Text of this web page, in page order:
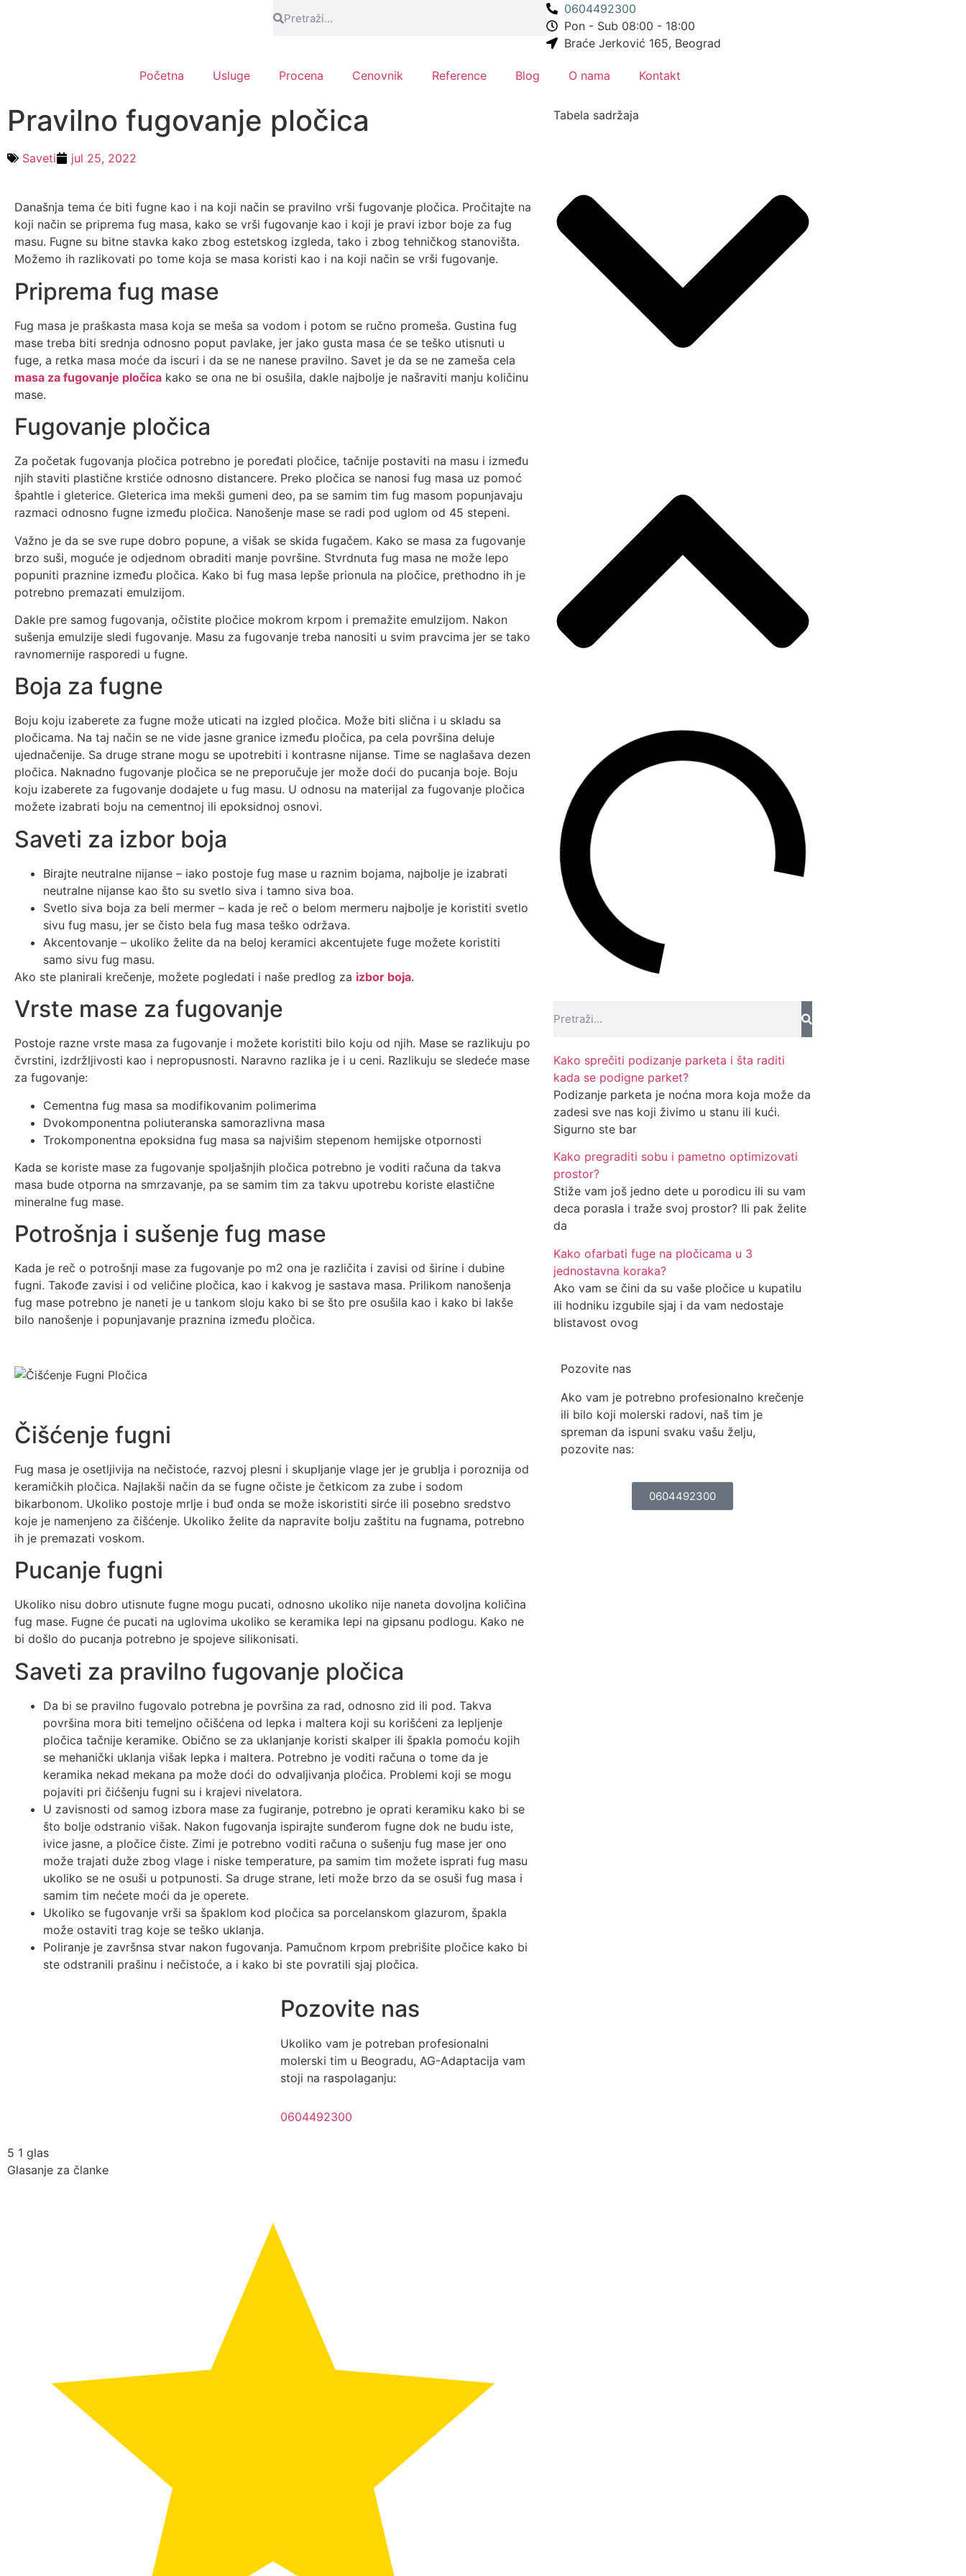
0604492300
Pon - Sub 08:00 - 18:00
Braće Jerković 165, Beograd
Početna Usluge Procena Cenovnik Reference Blog O nama Kontakt
Pravilno fugovanje pločica
Saveti jul 25, 2022
Današnja tema će biti fugne kao i na koji način se pravilno vrši fugovanje pločica. Pročitajte na
koji način se priprema fug masa, kako se vrši fugovanje kao i koji je pravi izbor boje za fug
masu. Fugne su bitne stavka kako zbog estetskog izgleda, tako i zbog tehničkog stanovišta.
Možemo ih razlikovati po tome koja se masa koristi kao i na koji način se vrši fugovanje.
Priprema fug mase
Fug masa je praškasta masa koja se meša sa vodom i potom se ručno promeša. Gustina fug
mase treba biti srednja odnosno poput pavlake, jer jako gusta masa će se teško utisnuti u
fuge, a retka masa moće da iscuri i da se ne nanese pravilno. Savet je da se ne zameša cela
masa za fugovanje pločica kako se ona ne bi osušila, dakle najbolje je našraviti manju količinu
mase.
Fugovanje pločica
Za početak fugovanja pločica potrebno je poređati pločice, tačnije postaviti na masu i između
njih staviti plastične krstiće odnosno distancere. Preko pločica se nanosi fug masa uz pomoć
špahtle i gleterice. Gleterica ima mekši gumeni deo, pa se samim tim fug masom popunjavaju
razmaci odnosno fugne između pločica. Nanošenje mase se radi pod uglom od 45 stepeni.
Važno je da se sve rupe dobro popune, a višak se skida fugačem. Kako se masa za fugovanje
brzo suši, moguće je odjednom obraditi manje površine. Stvrdnuta fug masa ne može lepo
popuniti praznine između pločica. Kako bi fug masa lepše prionula na pločice, prethodno ih je
potrebno premazati emulzijom.
Dakle pre samog fugovanja, očistite pločice mokrom krpom i premažite emulzijom. Nakon
sušenja emulzije sledi fugovanje. Masu za fugovanje treba nanositi u svim pravcima jer se tako
ravnomernije rasporedi u fugne.
Boja za fugne
Boju koju izaberete za fugne može uticati na izgled pločica. Može biti slična i u skladu sa
pločicama. Na taj način se ne vide jasne granice između pločica, pa cela površina deluje
ujednačenije. Sa druge strane mogu se upotrebiti i kontrasne nijanse. Time se naglašava dezen
pločica. Naknadno fugovanje pločica se ne preporučuje jer može doći do pucanja boje. Boju
koju izaberete za fugovanje dodajete u fug masu. U odnosu na materijal za fugovanje pločica
možete izabrati boju na cementnoj ili epoksidnoj osnovi.
Saveti za izbor boja
Birajte neutralne nijanse – iako postoje fug mase u raznim bojama, najbolje je izabrati
neutralne nijanse kao što su svetlo siva i tamno siva boa.
Svetlo siva boja za beli mermer – kada je reč o belom mermeru najbolje je koristiti svetlo
sivu fug masu, jer se čisto bela fug masa teško održava.
Akcentovanje – ukoliko želite da na beloj keramici akcentujete fuge možete koristiti
samo sivu fug masu.
Ako ste planirali krečenje, možete pogledati i naše predlog za izbor boja.
Vrste mase za fugovanje
Postoje razne vrste masa za fugovanje i možete koristiti bilo koju od njih. Mase se razlikuju po
čvrstini, izdržljivosti kao i nepropusnosti. Naravno razlika je i u ceni. Razlikuju se sledeće mase
za fugovanje:
Cementna fug masa sa modifikovanim polimerima
Dvokomponentna poliuteranska samorazlivna masa
Trokomponentna epoksidna fug masa sa najvišim stepenom hemijske otpornosti
Kada se koriste mase za fugovanje spoljašnjih pločica potrebno je voditi računa da takva
masa bude otporna na smrzavanje, pa se samim tim za takvu upotrebu koriste elastične
mineralne fug mase.
Potrošnja i sušenje fug mase
Kada je reč o potrošnji mase za fugovanje po m2 ona je različita i zavisi od širine i dubine
fugni. Takođe zavisi i od veličine pločica, kao i kakvog je sastava masa. Prilikom nanošenja
fug mase potrebno je naneti je u tankom sloju kako bi se što pre osušila kao i kako bi lakše
bilo nanošenje i popunjavanje praznina između pločica.
Čišćenje fugni
Fug masa je osetljivija na nečistoće, razvoj plesni i skupljanje vlage jer je grublja i poroznija od
keramičkih pločica. Najlakši način da se fugne očiste je četkicom za zube i sodom
bikarbonom. Ukoliko postoje mrlje i buđ onda se može iskoristiti sirće ili posebno sredstvo
koje je namenjeno za čišćenje. Ukoliko želite da napravite bolju zaštitu na fugnama, potrebno
ih je premazati voskom.
Pucanje fugni
Ukoliko nisu dobro utisnute fugne mogu pucati, odnosno ukoliko nije naneta dovoljna količina
fug mase. Fugne će pucati na uglovima ukoliko se keramika lepi na gipsanu podlogu. Kako ne
bi došlo do pucanja potrebno je spojeve silikonisati.
Saveti za pravilno fugovanje pločica
Da bi se pravilno fugovalo potrebna je površina za rad, odnosno zid ili pod. Takva
površina mora biti temeljno očišćena od lepka i maltera koji su korišćeni za lepljenje
pločica tačnije keramike. Obično se za uklanjanje koristi skalper ili špakla pomoću kojih
se mehanički uklanja višak lepka i maltera. Potrebno je voditi računa o tome da je
keramika nekad mekana pa može doći do odvaljivanja pločica. Problemi koji se mogu
pojaviti pri čićšenju fugni su i krajevi nivelatora.
U zavisnosti od samog izbora mase za fugiranje, potrebno je oprati keramiku kako bi se
što bolje odstranio višak. Nakon fugovanja ispirajte sunđerom fugne dok ne budu iste,
ivice jasne, a pločice čiste. Zimi je potrebno voditi računa o sušenju fug mase jer ono
može trajati duže zbog vlage i niske temperature, pa samim tim možete isprati fug masu
ukoliko se ne osuši u potpunosti. Sa druge strane, leti može brzo da se osuši fug masa i
samim tim nećete moći da je operete.
Ukoliko se fugovanje vrši sa špaklom kod pločica sa porcelanskom glazurom, špakla
može ostaviti trag koje se teško uklanja.
Poliranje je završnsa stvar nakon fugovanja. Pamučnom krpom prebrišite pločice kako bi
ste odstranili prašinu i nečistoće, a i kako bi ste povratili sjaj pločica.
Pozovite nas
Ukoliko vam je potreban profesionalni
molerski tim u Beogradu, AG-Adaptacija vam
stoji na raspolaganju:
0604492300
5 1 glas
Glasanje za članke
Tabela sadržaja
Kako sprečiti podizanje parketa i šta raditi
kada se podigne parket?
Podizanje parketa je noćna mora koja može da
zadesi sve nas koji živimo u stanu ili kući.
Sigurno ste bar
Kako pregraditi sobu i pametno optimizovati
prostor?
Stiže vam još jedno dete u porodicu ili su vam
deca porasla i traže svoj prostor? Ili pak želite
da
Kako ofarbati fuge na pločicama u 3
jednostavna koraka?
Ako vam se čini da su vaše pločice u kupatilu
ili hodniku izgubile sjaj i da vam nedostaje
blistavost ovog
Pozovite nas
Ako vam je potrebno profesionalno krečenje
ili bilo koji molerski radovi, naš tim je
spreman da ispuni svaku vašu želju,
pozovite nas:
0604492300